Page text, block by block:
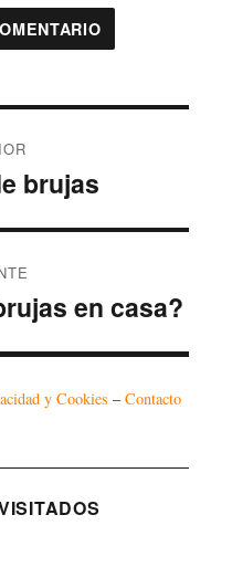
brujas
en casa?
y Cookies –Contacto